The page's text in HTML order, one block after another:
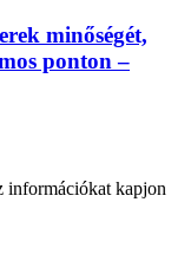
minőségét,
ponton –
információkat kapjon